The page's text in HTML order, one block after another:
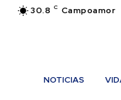
30.8 C Campoamor
NOTICIAS